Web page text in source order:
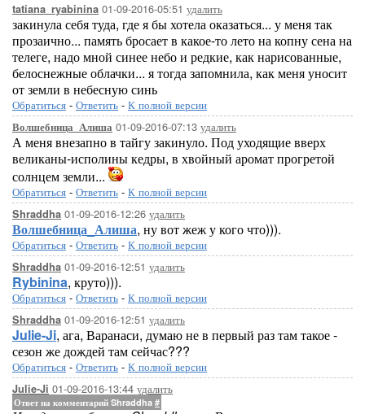
tatiana_ryabinina 01-09-2016-05:51 удалить
закинула себя туда, где я бы хотела оказаться... у меня так
прозаично... память бросает в какое-то лето на копну сена на
телеге, надо мной синее небо и редкие, как нарисованные,
белоснежные облачки... я тогда запомнила, как меня уносит
от земли в небесную синь
Обратиться - Ответить - К полной версии
Волшебница_Алиша 01-09-2016-07:13 удалить
А меня внезапно в тайгу закинуло. Под уходящие вверх
великаны-исполины кедры, в хвойный аромат прогретой
солнцем земли...
Обратиться - Ответить - К полной версии
Shraddha 01-09-2016-12:26 удалить
Волшебница_Алиша, ну вот жеж у кого что))).
Обратиться - Ответить - К полной версии
Shraddha 01-09-2016-12:51 удалить
Rybinina, круто))).
Обратиться - Ответить - К полной версии
Shraddha 01-09-2016-12:51 удалить
Julie-Ji, ага, Варанаси, думаю не в первый раз там такое -
сезон же дождей там сейчас???
Обратиться - Ответить - К полной версии
Julie-Ji 01-09-2016-13:44 удалить
Ответ на комментарий Shraddha #